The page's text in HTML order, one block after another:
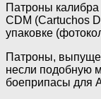
Патроны
CDM (Cartuchos
упаковке
Патроны,
несли подобную
боеприпасы для